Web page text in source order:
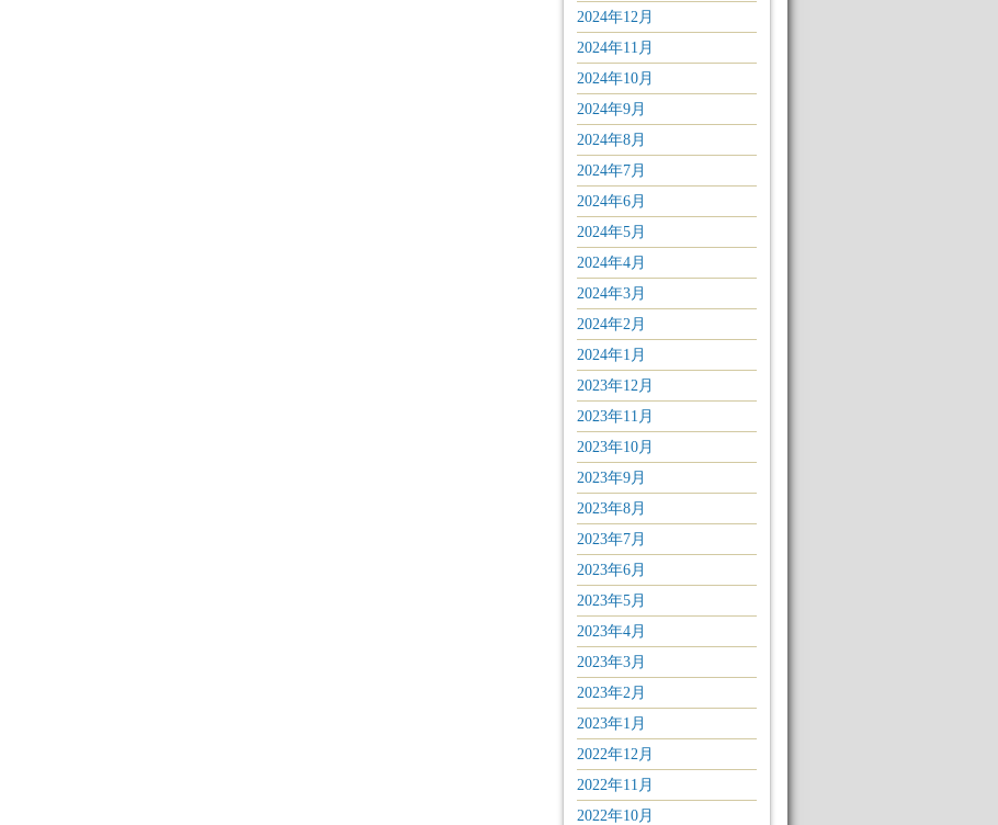
2024年12月
2024年11月
2024年10月
2024年9月
2024年8月
2024年7月
2024年6月
2024年5月
2024年4月
2024年3月
2024年2月
2024年1月
2023年12月
2023年11月
2023年10月
2023年9月
2023年8月
2023年7月
2023年6月
2023年5月
2023年4月
2023年3月
2023年2月
2023年1月
2022年12月
2022年11月
2022年10月